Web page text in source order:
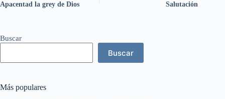
Salutación
Apacentad la grey de Dios
Buscar
Buscar
Más populares